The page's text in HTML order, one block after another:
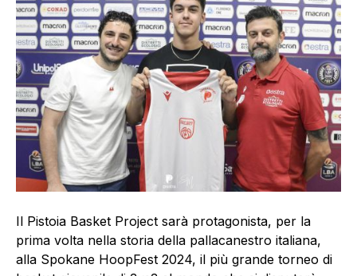
Il Pistoia Basket Project sarà protagonista, per la
prima volta nella storia della pallacanestro italiana,
alla Spokane HoopFest 2024, il più grande torneo di